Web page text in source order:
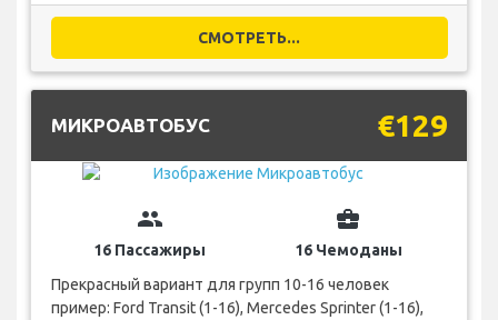
СМОТРЕТЬ...
МИКРОАВТОБУС €129
group
16 Пассажиры
business_center
16 Чемоданы
Прекрасный вариант для групп 10-16 человек
пример: Ford Transit (1-16), Mercedes Sprinter (1-16),